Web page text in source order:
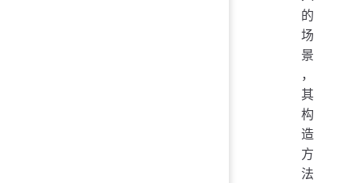
的
场
景
，
其
构
造
方
法